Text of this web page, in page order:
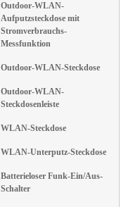
Outdoor-WLAN-
Aufputzsteckdose mit
Stromverbrauchs-
Messfunktion
Outdoor-WLAN-Steckdose
Outdoor-WLAN-
Steckdosenleiste
WLAN-Steckdose
WLAN-Unterputz-Steckdose
Batterieloser Funk-Ein/Aus-
Schalter